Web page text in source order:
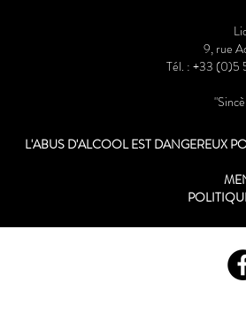
9, rue
Tél. : +33
L'ABUS D'ALCOOL EST DANGEREUX